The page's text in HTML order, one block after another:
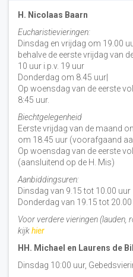
H. Nicolaas Baarn
Eucharistievieringen:
Dinsdag en vrijdag om 19.00
behalve de eerste vrijdag van
10 uur i.p.v. 19 uur
Donderdag om 8.45 uur|
Op woensdag van de eerste
8:45 uur.
Biechtgelegenheid
Eerste vrijdag van de maand
om 18.45 uur (voorafgaand
Op woensdag van de eerste
(aansluitend op de H. Mis)
Aanbiddingsuren:
Dinsdag van 9.15 tot 10.00 uur
Donderdag van 19.15 tot
Voor verdere vieringen (lauden,
kijkhier
HH. Michael en Laurens de
Dinsdag 10:00 uur,